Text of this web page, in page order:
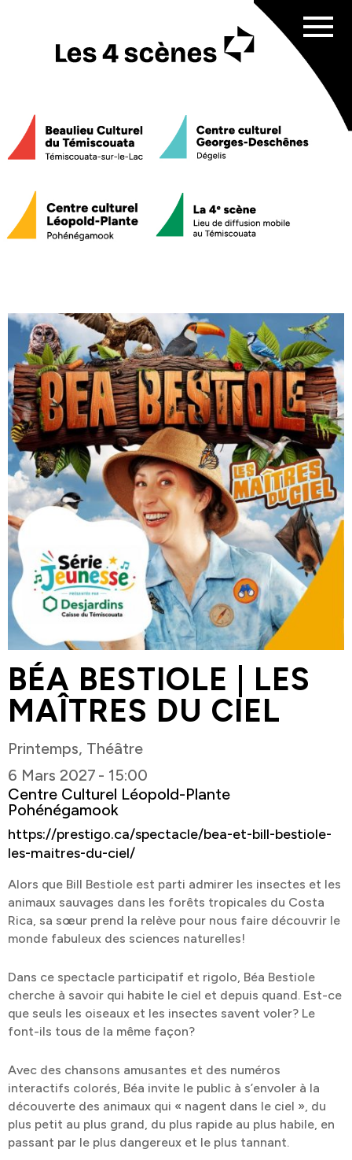
Sorties culturelles
scolaires
Service de médiation culturelle
Nos 4 scènes
Beaulieu Culturel du Témiscouata
Équipe
Nouvelles
Chèque-cadeau
Devenir membre
FAQ
Nous joindre
418 853-2332 poste 4685
direction@les4scenes.com
BÉA BESTIOLE | LES
MAÎTRES DU CIEL
Printemps, Théâtre
6 Mars 2027 - 15:00
Centre Culturel Léopold-Plante
Pohénégamook
https://prestigo.ca/spectacle/bea-et-bill-bestiole-
les-maitres-du-ciel/
Alors que Bill Bestiole est parti admirer les insectes et les
animaux sauvages dans les forêts tropicales du Costa
Rica, sa sœur prend la relève pour nous faire découvrir le
monde fabuleux des sciences naturelles!
Dans ce spectacle participatif et rigolo, Béa Bestiole
cherche à savoir qui habite le ciel et depuis quand. Est-ce
que seuls les oiseaux et les insectes savent voler? Le
font-ils tous de la même façon?
Avec des chansons amusantes et des numéros
interactifs colorés, Béa invite le public à s’envoler à la
découverte des animaux qui « nagent dans le ciel », du
plus petit au plus grand, du plus rapide au plus habile, en
passant par le plus dangereux et le plus tannant.